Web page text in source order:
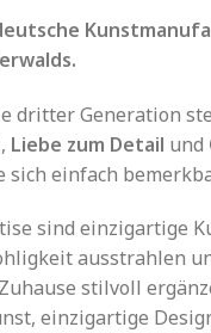
dritter Generation
, Liebe zum Detail und
sich einfach
sind einzigartige
ausstrahlen
stilvoll
einzigartige